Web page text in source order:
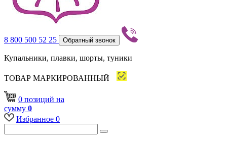
8 800 500 52 25 Обратный звонок
Купальники, плавки, шорты, туники
ТОВАР МАРКИРОВАННЫЙ
0 позиций на
сумму 0
Избранное 0